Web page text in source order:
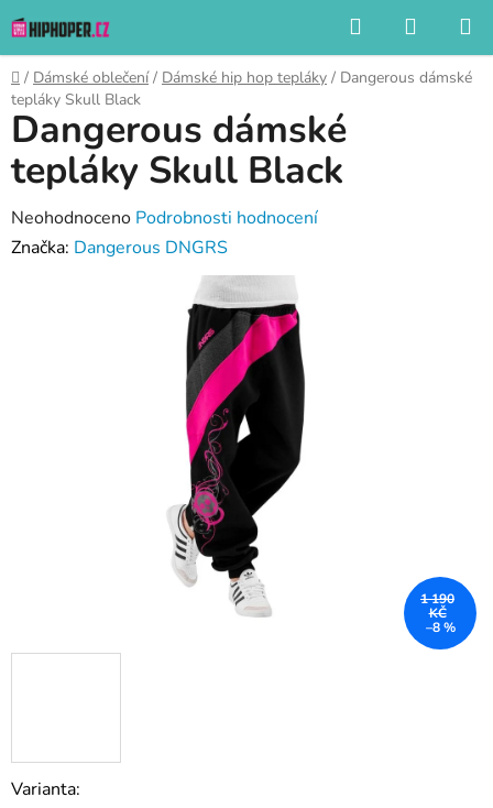
na
obsah
Hledat
KOŠÍK
Domů
/ Dámské oblečení / Dámské hip hop tepláky / Dangerous dámské
tepláky Skull Black
Varianta:
Dangerous dámské
tepláky Skull Black
Průměrné
hodnocení
Neohodnoceno Podrobnosti hodnocení
Značka: Dangerous DNGRS
1 190
KČ
–8 %